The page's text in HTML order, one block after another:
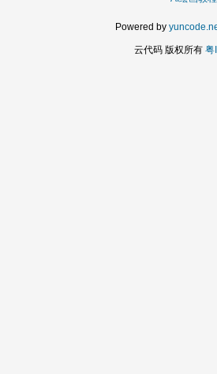
Powered by
云代码 版权所有 粤